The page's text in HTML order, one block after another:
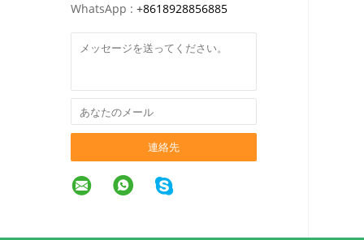
WhatsApp : +8618928856885
連絡先